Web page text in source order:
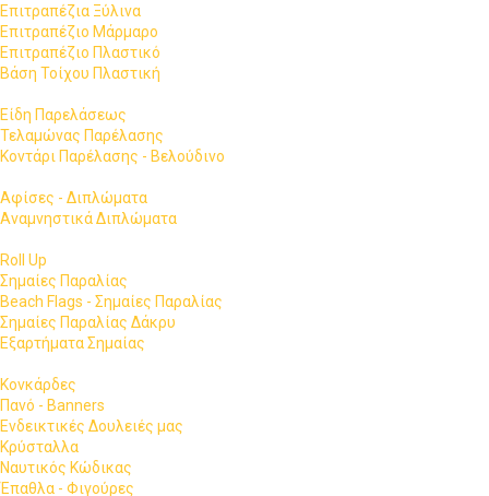
Επιτραπέζια Ξύλινα
Επιτραπέζιο Μάρμαρο
Επιτραπέζιο Πλαστικό
Βάση Τοίχου Πλαστική
Είδη Παρελάσεως
Τελαμώνας Παρέλασης
Κοντάρι Παρέλασης - Βελούδινο
Αφίσες - Διπλώματα
Αναμνηστικά Διπλώματα
Roll Up
Σημαίες Παραλίας
Beach Flags - Σημαίες Παραλίας
Σημαίες Παραλίας Δάκρυ
Εξαρτήματα Σημαίας
Κονκάρδες
Πανό - Banners
Ενδεικτικές Δουλειές μας
Κρύσταλλα
Ναυτικός Κώδικας
Έπαθλα - Φιγούρες